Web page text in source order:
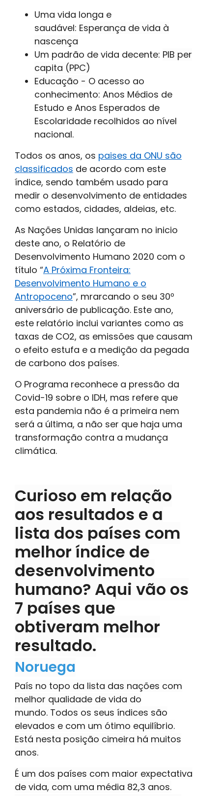
Uma vida longa e
saudável: Esperança de vida à
nascença
Um padrão de vida decente: PIB per
capita (PPC)
Educação - O acesso ao
conhecimento: Anos Médios de
Estudo e Anos Esperados de
Escolaridade recolhidos ao nível
nacional.
Todos os anos, os paises da ONU são
classificados de acordo com este
índice, sendo também usado para
medir o desenvolvimento de entidades
como estados, cidades, aldeias, etc.
As Nações Unidas lançaram no inicio
deste ano, o Relatório de
Desenvolvimento Humano 2020 com o
título “A Próxima Fronteira:
Desenvolvimento Humano e o
Antropoceno”, mrarcando o seu 30º
aniversário de publicação. Este ano,
este relatório inclui variantes como as
taxas de CO2, as emissões que causam
o efeito estufa e a medição da pegada
de carbono dos países.
O Programa reconhece a pressão da
Covid-19 sobre o IDH, mas refere que
esta pandemia não é a primeira nem
será a última, a não ser que haja uma
transformação contra a mudança
climática.
Curioso em relação
aos resultados e a
lista dos países com
melhor índice de
desenvolvimento
humano? Aqui vão os
7 países que
obtiveram melhor
resultado.
Noruega
País no topo da lista das nações com
melhor qualidade de vida do
mundo. Todos os seus índices são
elevados e com um ótimo equilíbrio.
Está nesta posição cimeira há muitos
anos.
É um dos países com maior expectativa
de vida, com uma média 82,3 anos.